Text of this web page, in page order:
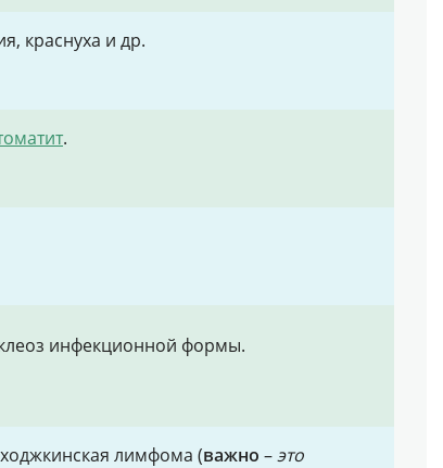
краснуха и др.
.
инфекционной формы.
лимфома (важно –это